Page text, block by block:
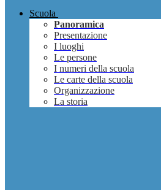
Scuola
Panoramica
Presentazione
I luoghi
Le persone
I numeri della scuola
Le carte della scuola
Organizzazione
La storia